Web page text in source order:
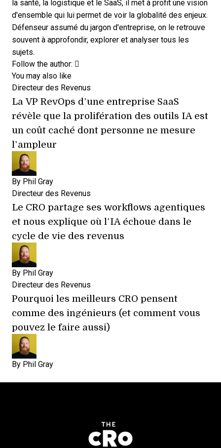
la santé, la logistique et le SaaS, il met à profit une vision
d'ensemble qui lui permet de voir la globalité des enjeux.
Défenseur assumé du jargon d'entreprise, on le retrouve
souvent à approfondir, explorer et analyser tous les
sujets.
Follow the author: Opens new window
You may also like
Directeur des Revenus
La VP RevOps d’une entreprise SaaS
révèle que la prolifération des outils IA est
un coût caché dont personne ne mesure
l’ampleur
By Phil Gray
Directeur des Revenus
Le CRO partage ses workflows agentiques
et nous explique où l’IA échoue dans le
cycle de vie des revenus
By Phil Gray
Directeur des Revenus
Pourquoi les meilleurs CRO pensent
comme des ingénieurs (et comment vous
pouvez le faire aussi)
By Phil Gray